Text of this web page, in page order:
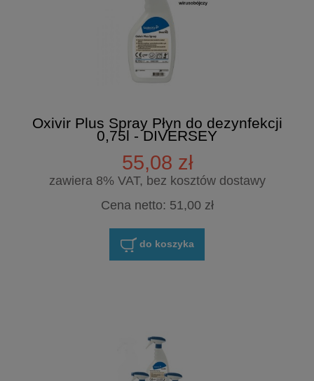
Oxivir Plus Spray Płyn do dezynfekcji
0,75l - DIVERSEY
55,08 zł
zawiera 8% VAT, bez kosztów dostawy
Cena netto: 51,00 zł
do koszyka